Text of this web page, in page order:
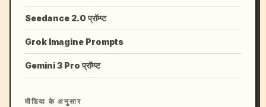
Seedance 2.0 प्रॉम्प्ट
Grok Imagine Prompts
Gemini 3 Pro प्रॉम्प्ट
मीडिया के अनुसार